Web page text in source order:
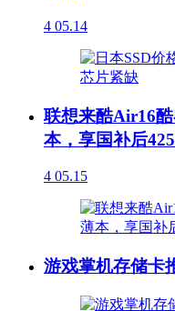
4 05.14
联想来酷Air16
本，享国补后
4 05.15
游戏掌机存储卡